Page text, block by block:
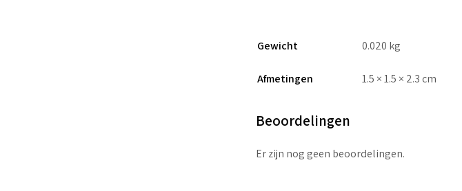
Gewicht 0.020 kg
Afmetingen 1.5 × 1.5 × 2.3 cm
Beoordelingen
Er zijn nog geen beoordelingen.